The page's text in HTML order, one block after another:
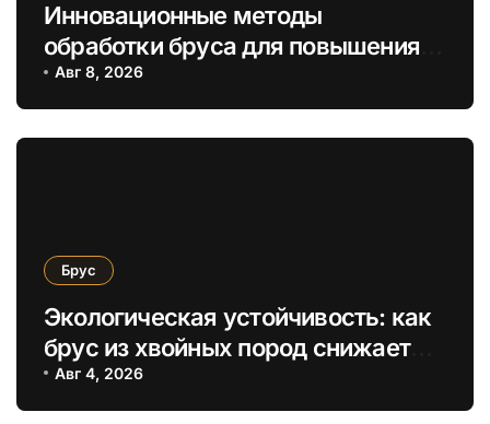
Инновационные методы
обработки бруса для повышения
энергоэффективности и
экологической безопасности
Авг 8, 2026
Брус
Экологическая устойчивость: как
брус из хвойных пород снижает
экологический след
строительства
Авг 4, 2026